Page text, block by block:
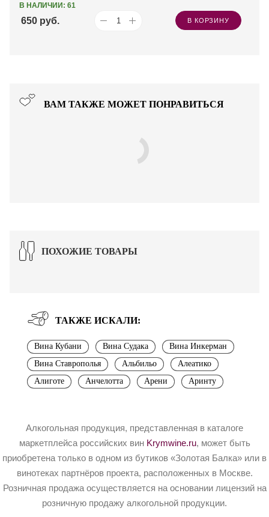
В НАЛИЧИИ: 61
650 руб. В КОРЗИНУ
ВАМ ТАКЖЕ МОЖЕТ ПОНРАВИТЬСЯ
ПОХОЖИЕ ТОВАРЫ
ТАКЖЕ ИСКАЛИ:
Вина Кубани Вина Судака
Вина Инкерман
Вина Ставрополья
Альбильо
Алеатико
Алиготе
Анчелотта Арени Аринту
Алкогольная продукция, представленная в каталоге
маркетплейса российских вин Krymwine.ru, может быть
приобретена только в одном из бутиков «Золотая Балка» или в
винотеках партнёров проекта, расположенных в Москве.
Розничная продажа осуществляется на основании лицензий на
розничную продажу алкогольной продукции.